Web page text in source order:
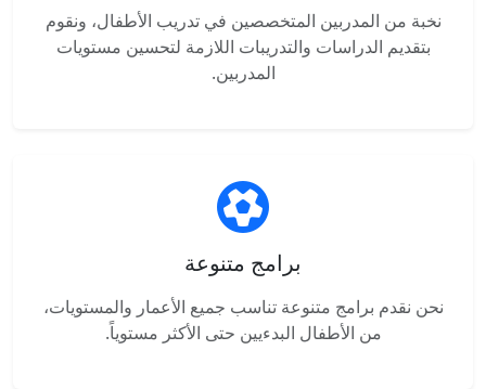
نخبة من المدربين المتخصصين في تدريب الأطفال، ونقوم
بتقديم الدراسات والتدريبات اللازمة لتحسين مستويات
المدربين.
برامج متنوعة
نحن نقدم برامج متنوعة تناسب جميع الأعمار والمستويات،
من الأطفال البدءيين حتى الأكثر مستوياً.